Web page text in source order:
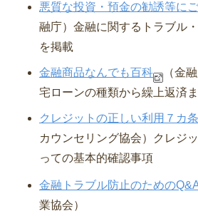
悪質な投資・預金の勧誘等に
融庁）⾦融に関するトラブル
を掲載
金融商品なんでも百科 （金
宅ローンの種類から繰上返済
クレジットの正しい利用７カ条
カウンセリング協会）
クレジ
っての基本的確認事項
金融トラブル防止のための
業協会）